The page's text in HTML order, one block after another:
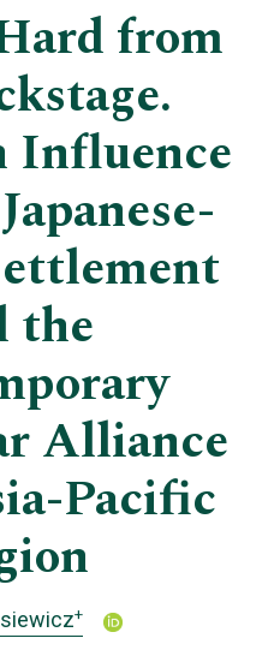
from
Influence
the
Alliance
Pacific
+